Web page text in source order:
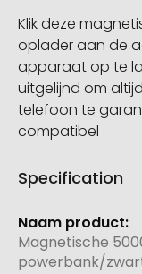
Klik deze
oplader aan de
apparaat op te
uitgelijnd om
telefoon te
compatibel
Specification
Meer
informatie
Magnetische
powerbank/